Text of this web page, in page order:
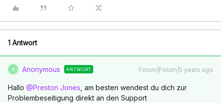
1 Antwort
A Anonymous ANTWORT Forum|Forum|5 years ago
Hallo @Preston Jones , am besten wendest du dich zur
Problembeseitigung direkt an den Support